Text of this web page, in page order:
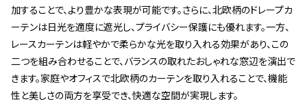
加することで、より豊かな表現が可能です。さらに、北欧柄のドレープカ
ーテンは日光を適度に遮光し、プライバシー保護にも優れます。一方、
レースカーテンは軽やかで柔らかな光を取り入れる効果があり、この
二つを組み合わせることで、バランスの取れたおしゃれな窓辺を演出で
きます。家庭やオフィスで北欧柄のカーテンを取り入れることで、機能
性と美しさの両方を享受でき、快適な空間が実現します。